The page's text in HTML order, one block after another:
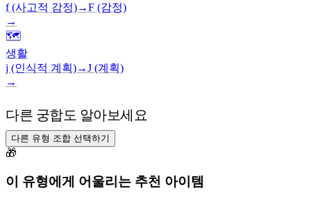
f (사고적 감정)→F (감정)
→
🗺️
생활
j (인식적 계획)→J (계획)
→
다른 궁합도 알아보세요
다른 유형 조합 선택하기
🎁
이 유형에게 어울리는 추천 아이템